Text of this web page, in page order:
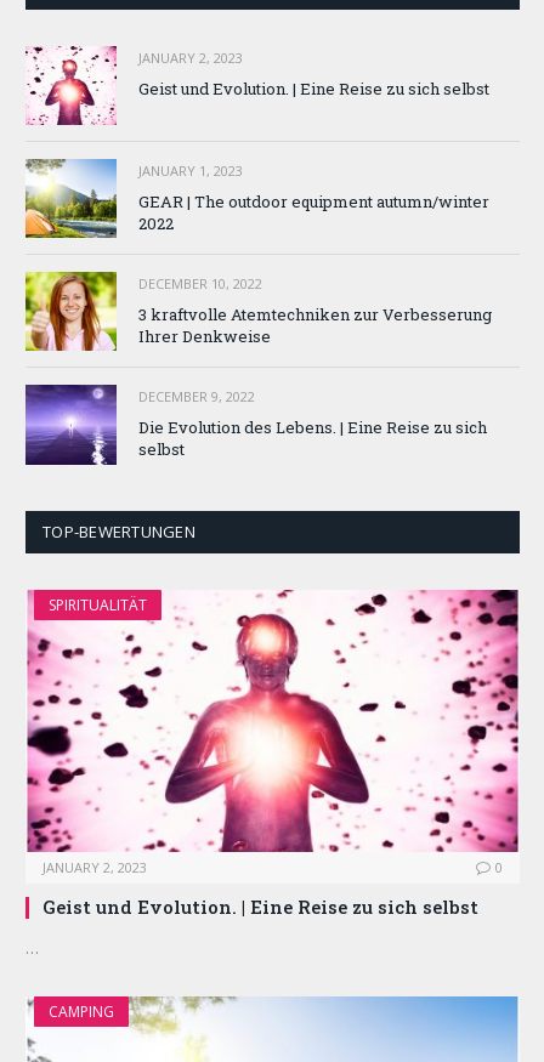
JANUARY 2, 2023
Geist und Evolution. | Eine Reise zu sich selbst
JANUARY 1, 2023
GEAR | The outdoor equipment autumn/winter
2022
DECEMBER 10, 2022
3 kraftvolle Atemtechniken zur Verbesserung
Ihrer Denkweise
DECEMBER 9, 2022
Die Evolution des Lebens. | Eine Reise zu sich
selbst
TOP-BEWERTUNGEN
SPIRITUALITÄT
JANUARY 2, 2023 0
Geist und Evolution. | Eine Reise zu sich selbst
…
CAMPING